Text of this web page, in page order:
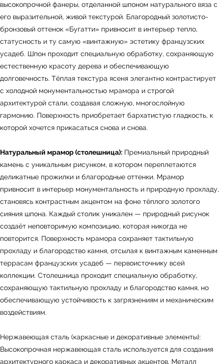
высокопрочной фанеры, отделанной шпоном натурального вяза с
его выразительной, живой текстурой. Благородный золотисто-
бронзовый оттенок «Бугатти» привносит в интерьер тепло,
статусность и ту самую «винтажную» эстетику французских
усадеб. Шпон проходит специальную обработку, сохраняющую
естественную красоту дерева и обеспечивающую
долговечность. Тёплая текстура ясеня элегантно контрастирует
с холодной монументальностью мрамора и строгой
архитектурой стали, создавая сложную, многослойную
гармонию. Поверхность приобретает бархатистую гладкость, к
которой хочется прикасаться снова и снова.
Натуральный мрамор (столешница): Премиальный природный
камень с уникальным рисунком, в котором переплетаются
деликатные прожилки и благородные оттенки. Мрамор
привносит в интерьер монументальность и природную прохладу,
становясь контрастным акцентом на фоне тёплого золотого
сияния шпона. Каждый столик уникален — природный рисунок
создаёт неповторимую композицию, которая никогда не
повторится. Поверхность мрамора сохраняет тактильную
прохладу и благородство камня, отсылая к винтажным каменным
террасам французских усадеб — первоисточнику всей
коллекции. Столешница проходит специальную обработку,
сохраняющую тактильную прохладу и благородство камня, но
обеспечивающую устойчивость к загрязнениям и механическим
воздействиям.
Нержавеющая сталь (каркасные и декоративные элементы):
Высокопрочная нержавеющая сталь используется для создания
архитектурного каркаса и декоративных акцентов. Металл
УЗНАТЬ ПОДРОБНЕЕ